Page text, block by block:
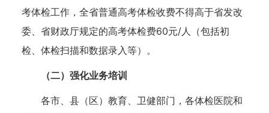
考体检工作，全省普通高考体检收费不得高于省发改
委、省财政厅规定的高考体检费60元/人（包括初
检、体检扫描和数据录入等）。
（二）强化业务培训
各市、县（区）教育、卫健部门，各体检医院和